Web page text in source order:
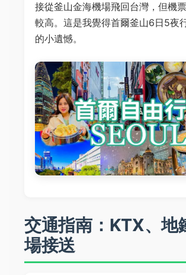
接從釜山金海機場飛回台灣，但機
較高。這是我覺得首爾釜山6日5夜
的小遺憾。
交通指南：KTX、地
場接送